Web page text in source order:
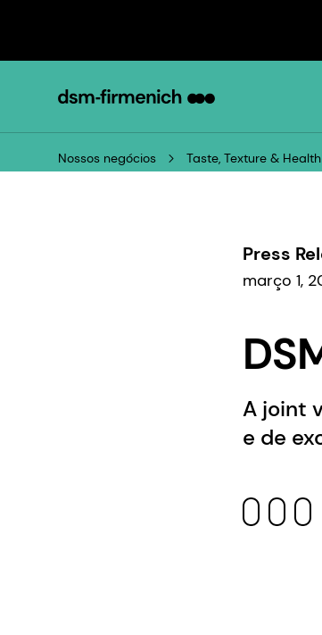
Nossos negócios Taste, Texture & Health
Press
março 1,
A joint
e de